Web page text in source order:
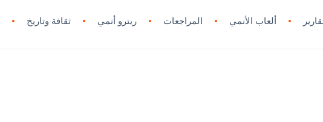
ألعاب الأنمي المراجعات ريترو أنمي ثقافة وتاريخ